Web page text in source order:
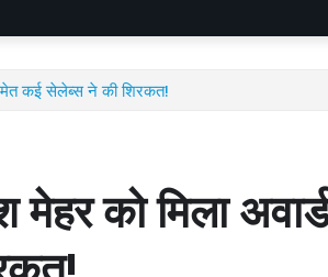
समेत कई सेलेब्स ने की शिरकत!
मेहर को मिला